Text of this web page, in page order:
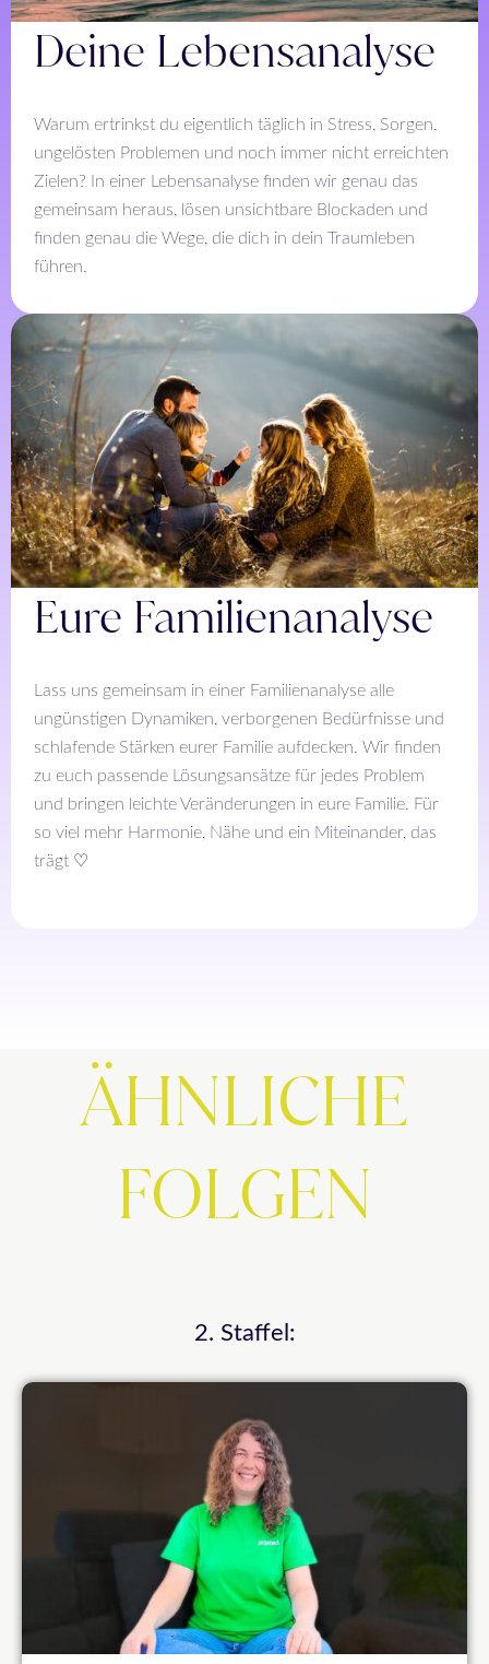
Deine Lebensanalyse
Warum ertrinkst du eigentlich täglich in Stress, Sorgen,
ungelösten Problemen und noch immer nicht erreichten
Zielen? In einer Lebensanalyse finden wir genau das
gemeinsam heraus, lösen unsichtbare Blockaden und
finden genau die Wege, die dich in dein Traumleben
führen.
Eure Familienanalyse
Lass uns gemeinsam in einer Familienanalyse alle
ungünstigen Dynamiken, verborgenen Bedürfnisse und
schlafende Stärken eurer Familie aufdecken. Wir finden
zu euch passende Lösungsansätze für jedes Problem
und bringen leichte Veränderungen in eure Familie. Für
so viel mehr Harmonie, Nähe und ein Miteinander, das
trägt ♡
ÄHNLICHE
FOLGEN
2. Staffel: